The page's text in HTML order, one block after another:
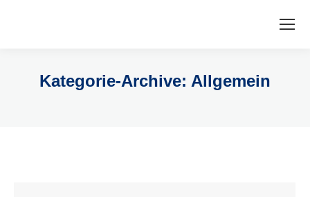
Kategorie-Archive: Allgemein